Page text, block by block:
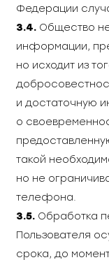
Федерации
3.4. Общество
информации,
но исходит из
и достаточную
о
такой
но не
телефона.
3.5. Обработка
Пользователя
срока, до